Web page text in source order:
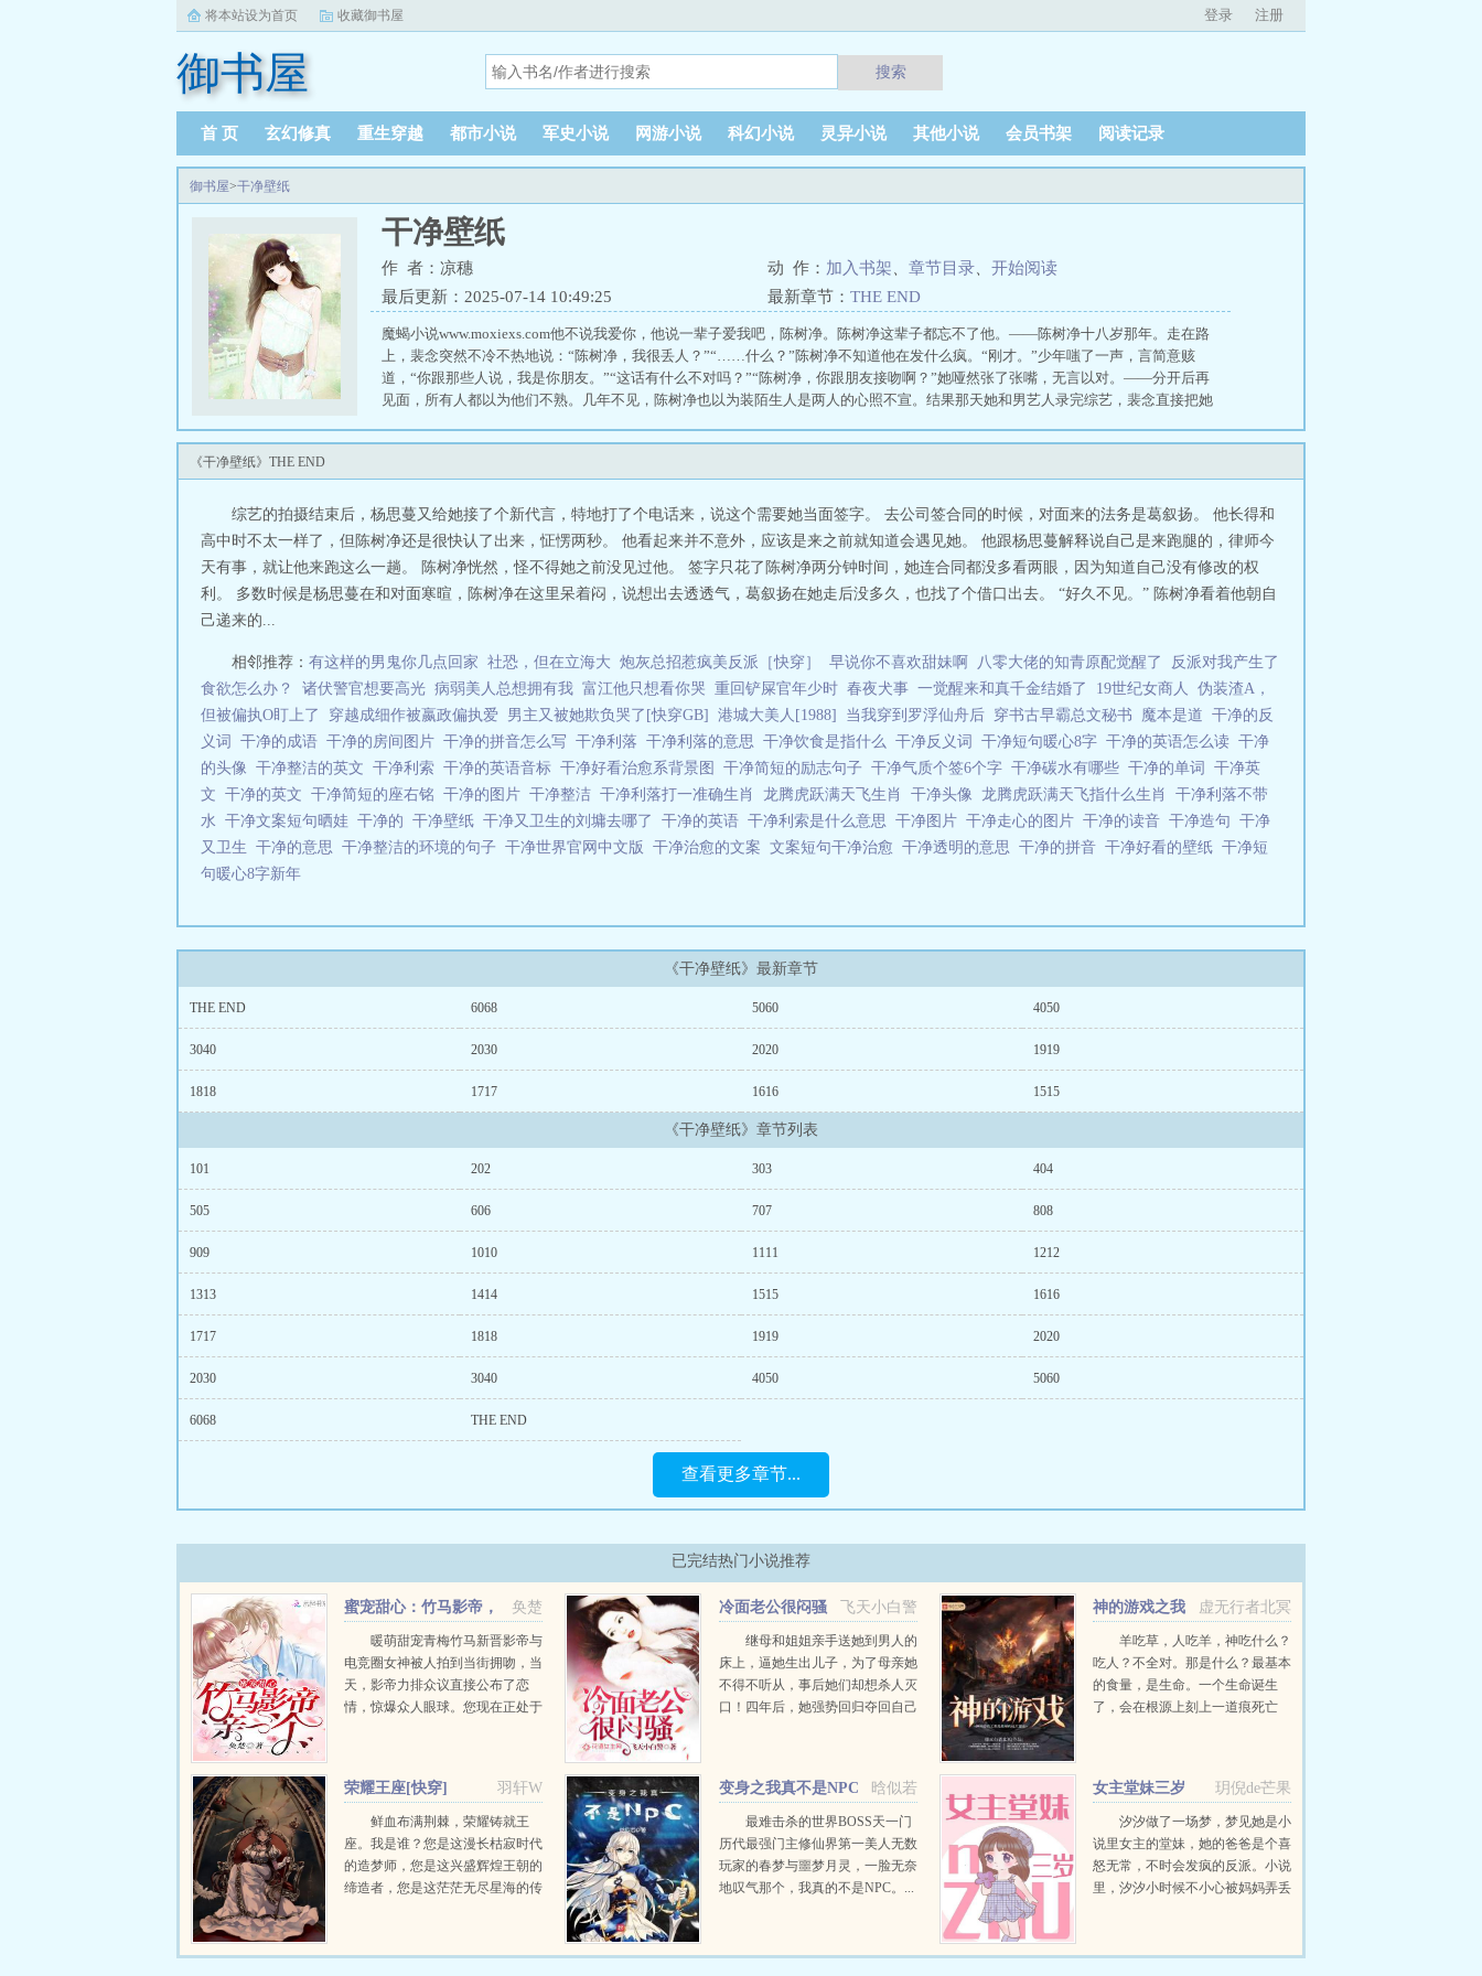
将本站设为首页 收藏御书屋 登录 注册
御书屋 搜索
首 页 玄幻修真 重生穿越 都市小说 军史小说 网游小说 科幻小说 灵异小说 其他小说 会员书架 阅读记录
御书屋>干净壁纸
干净壁纸
作 者：凉穗 动 作： 加入书架 章节目录
开始阅读
最后更新：2025-07-14 10:49:25
最新章节： THE END
魔蝎小说www.moxiexs.com他不说我爱你，他说一辈子爱我吧，陈树净。陈树净这辈子都忘不了他。——陈树净十八岁那年。走在路
上，裴念突然不冷不热地说：“陈树净，我很丢人？”“……什么？”陈树净不知道他在发什么疯。“刚才。”少年嗤了一声，言简意赅
道，“你跟那些人说，我是你朋友。”“这话有什么不对吗？”“陈树净，你跟朋友接吻啊？”她哑然张了张嘴，无言以对。——分开后再
见面，所有人都以为他们不熟。几年不见，陈树净也以为装陌生人是两人的心照不宣。结果那天她和男艺人录完综艺，裴念直接把她
《干净壁纸》THE END
综艺的拍摄结束后，杨思蔓又给她接了个新代言，特地打了个电话来，说这个需要她当面签字。 去公司签合同的时候，对面来的法务是葛叙扬。 他长得和
高中时不太一样了，但陈树净还是很快认了出来，怔愣两秒。 他看起来并不意外，应该是来之前就知道会遇见她。 他跟杨思蔓解释说自己是来跑腿的，律师今
天有事，就让他来跑这么一趟。 陈树净恍然，怪不得她之前没见过他。 签字只花了陈树净两分钟时间，她连合同都没多看两眼，因为知道自己没有修改的权
利。 多数时候是杨思蔓在和对面寒暄，陈树净在这里呆着闷，说想出去透透气，葛叙扬在她走后没多久，也找了个借口出去。 “好久不见。” 陈树净看着他朝自
己递来的...
相邻推荐： 有这样的男鬼你几点回家 社恐，但在立海大 炮灰总招惹疯美反派［快穿］ 早说你不喜欢甜妹啊 八零大佬的知青原配觉醒了
反派对我产生了
食欲怎么办？
诸伏警官想要高光 病弱美人总想拥有我 富江他只想看你哭 重回铲屎官年少时 春夜犬事 一觉醒来和真千金结婚了 19世纪女商人
伪装渣A，
但被偏执O盯上了
穿越成细作被嬴政偏执爱 男主又被她欺负哭了[快穿GB] 港城大美人[1988] 当我穿到罗浮仙舟后 穿书古早霸总文秘书 魔本是道 干净的反
义词 干净的成语 干净的房间图片 干净的拼音怎么写 干净利落 干净利落的意思 干净饮食是指什么 干净反义词 干净短句暖心8字 干净的英语怎么读 干净
的头像 干净整洁的英文 干净利索 干净的英语音标 干净好看治愈系背景图 干净简短的励志句子 干净气质个签6个字 干净碳水有哪些 干净的单词 干净英
文 干净的英文 干净简短的座右铭 干净的图片 干净整洁 干净利落打一准确生肖 龙腾虎跃满天飞生肖 干净头像 龙腾虎跃满天飞指什么生肖 干净利落不带
水 干净文案短句晒娃 干净的 干净壁纸 干净又卫生的刘墉去哪了 干净的英语 干净利索是什么意思 干净图片 干净走心的图片 干净的读音 干净造句 干净
又卫生 干净的意思 干净整洁的环境的句子 干净世界官网中文版 干净治愈的文案 文案短句干净治愈 干净透明的意思 干净的拼音 干净好看的壁纸 干净短
句暖心8字新年
《干净壁纸》最新章节
THE END 6068 5060 4050
3040 2030 2020 1919
1818 1717 1616 1515
《干净壁纸》章节列表
101 202 303 404
505 606 707 808
909 1010 1111 1212
1313 1414 1515 1616
1717 1818 1919 2020
2030 3040 4050 5060
6068 THE END
查看更多章节...
已完结热门小说推荐
奂楚
蜜宠甜心：竹马影帝，
亲一个！
暖萌甜宠青梅竹马新晋影帝与
电竞圈女神被人拍到当街拥吻，当
天，影帝力排众议直接公布了恋
情，惊爆众人眼球。您现在正处于
没跟我告...
飞天小白警
冷面老公很闷骚
继母和姐姐亲手送她到男人的
床上，逼她生出儿子，为了母亲她
不得不听从，事后她们却想杀人灭
口！四年后，她强势回归夺回自己
虚无行者北冥
神的游戏之我
是星球的远大意志
羊吃草，人吃羊，神吃什么？
吃人？不全对。那是什么？最基本
的食量，是生命。一个生命诞生
了，会在根源上刻上一道痕死亡
的，还是政权的兴衰。一个政权...
羽轩W
荣耀王座[快穿]
鲜血布满荆棘，荣耀铸就王
座。我是谁？您是这漫长枯寂时代
的造梦师，您是这兴盛辉煌王朝的
缔造者，您是这茫茫无尽星海的传
上。我为，守夜人。洛萤...
晗似若
变身之我真不是NPC
最难击杀的世界BOSS天一门
历代最强门主修仙界第一美人无数
玩家的春梦与噩梦月灵，一脸无奈
地叹气那个，我真的不是NPC。...
玥倪de芒果
女主堂妹三岁
汐汐做了一场梦，梦见她是小
说里女主的堂妹，她的爸爸是个喜
怒无常，不时会发疯的反派。小说
里，汐汐小时候不小心被妈妈弄丢
聪明的弟弟。因为讨厌女主...